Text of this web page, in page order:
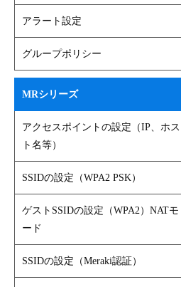
アラート設定
グループポリシー
MRシリーズ
アクセスポイントの設定（IP、ホス
ト名等）
SSIDの設定（WPA2 PSK）
ゲストSSIDの設定（WPA2）NATモ
ード
SSIDの設定（Meraki認証）